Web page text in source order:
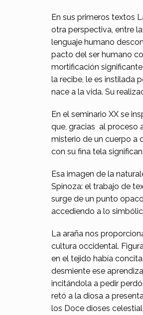
En sus primeros textos
otra perspectiva, entre
lenguaje humano
pacto del ser humano
mortificación
la recibe, le es instilada
nace a la vida. Su
En el seminario XX se
que, gracias al proceso
misterio de un cuerpo a
con su fina tela
Esa imagen de la
Spinoza: el trabajo de
surge de un punto
accediendo a lo
La araña nos
cultura occidental.
en el tejido había
desmiente ese
incitándola a pedir
retó a la diosa a
los Doce dioses